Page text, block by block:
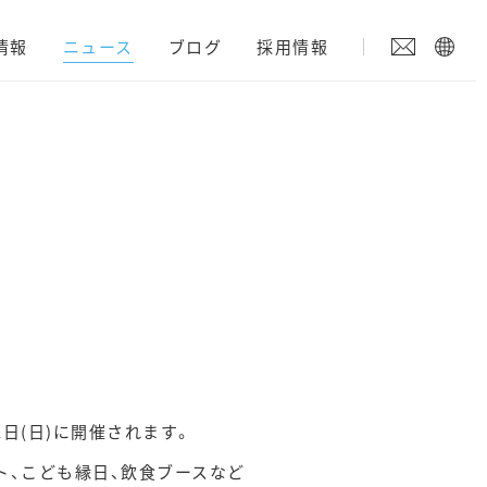
報 ニュース ブログ 採用情報
(日)に開催されます。
こども縁日、飲食ブースなど